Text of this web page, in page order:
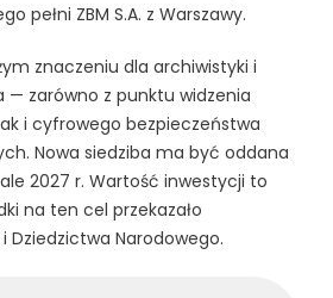
pełni ZBM S.A. z Warszawy.
znaczeniu dla archiwistyki i
— zarówno z punktu widzenia
i cyfrowego bezpieczeństwa
Nowa siedziba ma być oddana
2027 r. Wartość inwestycji to
na ten cel przekazało
Dziedzictwa Narodowego.